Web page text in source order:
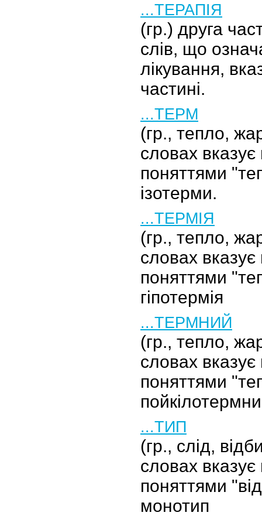
...ТЕРАПІЯ
(гр.) друга
слів, що
лікування,
частині.
...ТЕРМ
(гр., тепло,
словах вказує
поняттями
ізотерми.
...ТЕРМІЯ
(гр., тепло,
словах вказує
поняттями
гіпотермія
...ТЕРМНИЙ
(гр., тепло,
словах вказує
поняттями
...ТИП
(гр., слід,
словах вказує
поняттями
монотип